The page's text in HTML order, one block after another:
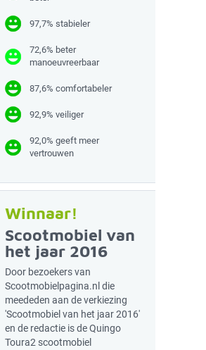
97,7% stabieler
72,6% beter
manoeuvreerbaar
87,6% comfortabeler
92,9% veiliger
92,0% geeft meer
vertrouwen
Winnaar!
Scootmobiel van
het jaar 2016
Door bezoekers van
Scootmobielpagina.nl die
meededen aan de verkiezing
'Scootmobiel van het jaar 2016'
en de redactie is de Quingo
Toura2 scootmobiel